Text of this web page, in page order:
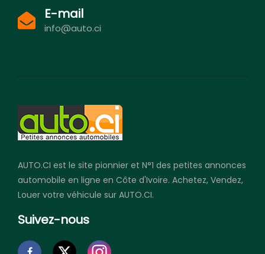
E-mail
info@auto.ci
AUTO.CI est le site pionnier et N°1 des petites annonces
automobile en ligne en Côte d'Ivoire. Achetez, Vendez,
Louer votre véhicule sur AUTO.CI.
Suivez-nous